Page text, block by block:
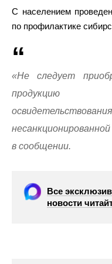
С населением
по профилактике
«Не следует
продукцию
в сообщении.
Все
новости